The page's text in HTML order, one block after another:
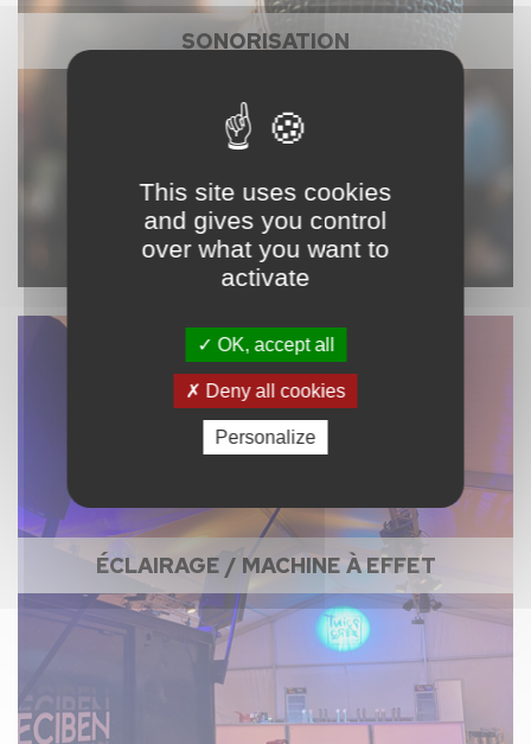
SONORISATION
ÉCLAIRAGE / MACHINE À EFFET
This site uses cookies
and gives you control
over what you want to
activate
OK, accept all
Deny all cookies
Personalize